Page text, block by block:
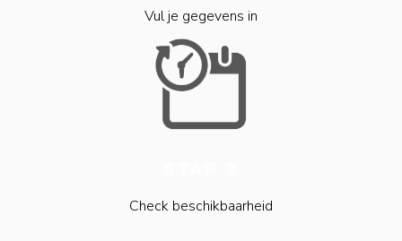
Vul je gegevens in
Check beschikbaarheid